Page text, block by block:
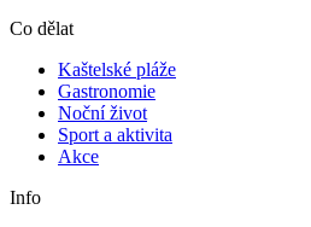
Co dělat
Kaštelské pláže
Gastronomie
Noční život
Sport a aktivita
Akce
Info